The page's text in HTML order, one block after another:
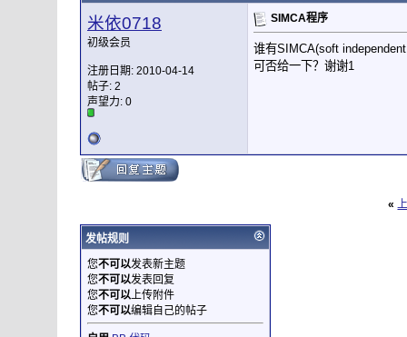
米依0718
初级会员
注册日期: 2010-04-14
帖子: 2
声望力: 0
SIMCA程序
谁有SIMCA(soft
可否给一下？谢谢1
«
发帖规则
您不可以发表新主题
您不可以发表回复
您不可以上传附件
您不可以编辑自己的帖子